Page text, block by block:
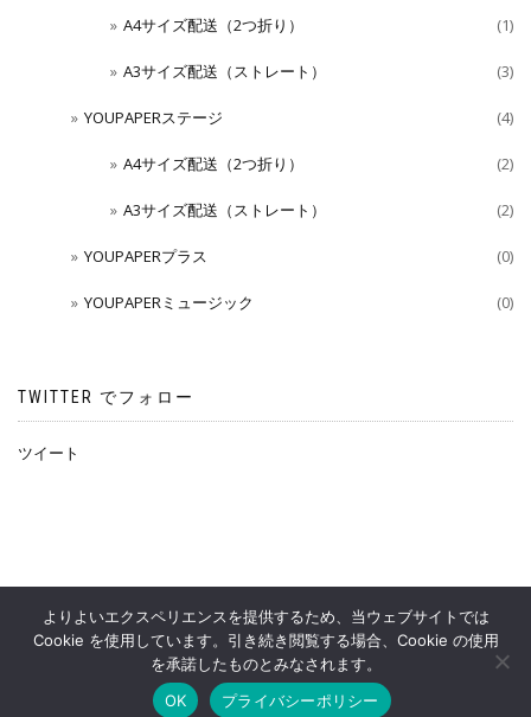
A4サイズ配送（2つ折り） (1)
A3サイズ配送（ストレート） (3)
YOUPAPERステージ (4)
A4サイズ配送（2つ折り） (2)
A3サイズ配送（ストレート） (2)
YOUPAPERプラス (0)
YOUPAPERミュージック (0)
TWITTER でフォロー
ツイート
YOUPAPERS OFFICIAL SHOP
よりよいエクスペリエンスを提供するため、当ウェブサイトでは
Cookie を使用しています。引き続き閲覧する場合、Cookie の使用
を承諾したものとみなされます。
OK
プライバシーポリシー